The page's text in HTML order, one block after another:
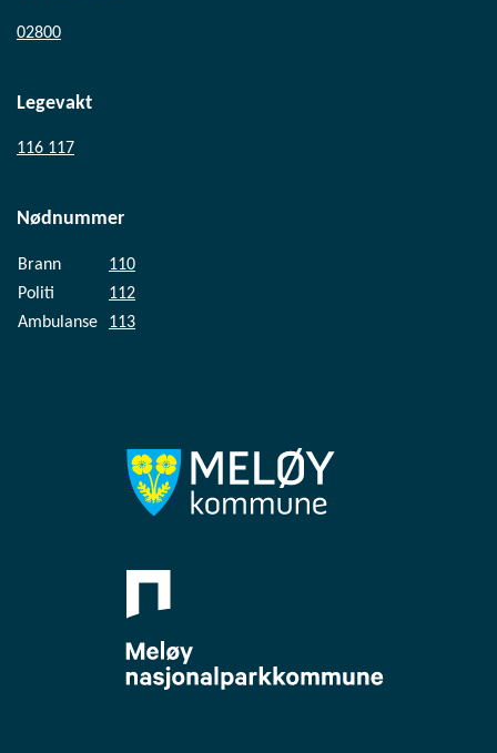
02800
Legevakt
116 117
Nødnummer
Brann
110
Politi
112
Ambulanse
113